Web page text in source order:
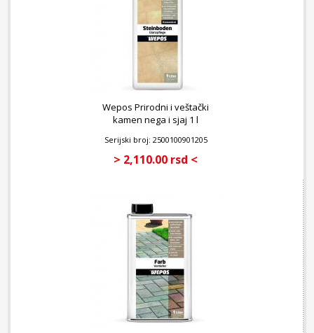
Wepos Prirodni i veštački
kamen nega i sjaj 1 l
Serijski broj: 2500100901205
> 2,110.00 rsd <